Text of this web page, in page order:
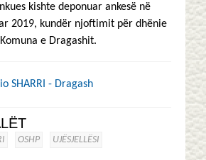
kishte deponuar ankesë në
2019, kundër njoftimit për dhënie
e Dragashit.
SHARRI - Dragash
OSHP UJËSJELLËSI